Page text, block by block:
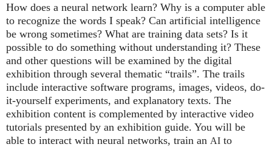
How does a neural network learn? Why is a computer able
to recognize the words I speak? Can artificial intelligence
be wrong sometimes? What are training data sets? Is it
possible to do something without understanding it? These
and other questions will be examined by the digital
exhibition through several thematic “trails”. The trails
include interactive software programs, images, videos, do-
it-yourself experiments, and explanatory texts. The
exhibition content is complemented by interactive video
tutorials presented by an exhibition guide. You will be
able to interact with neural networks, train an AI to